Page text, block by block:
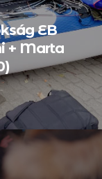
EB
+ Marta